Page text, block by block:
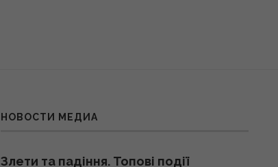
НОВОСТИ МЕДИА
Злети та падіння. Топові події